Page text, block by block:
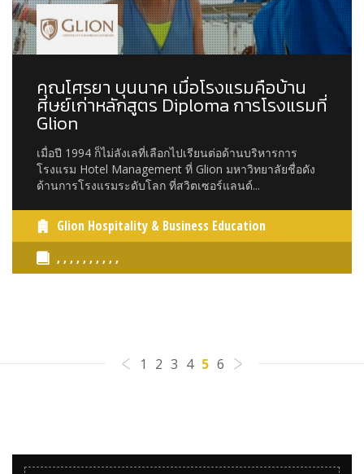
คุณโศรยา บุนนาค เมื่อโรงแรมคือบ้าน
ศิษย์เก่าหลักสูตร Diploma การโรงแรมที่
Glion
เมื่อปี 1994 ก็ไม่ลังเลที่เลือกไปเรียนต่อด้านบริหารการ
โรงแรม Hotel Management ที่ Glion มหาวิทยาลัยชื่อดัง
ด้านการโรงแรมระดับโลก ที่สวิตเซอร์แลนด์...
Glion Hospitality & Business Education
, , , , , , , , , ,
1 2 3 4 5 6